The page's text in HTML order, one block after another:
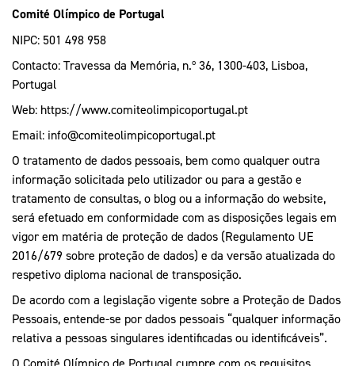
Marketing
Media
Documentos
Contactos
Mais Desporto
Arquivo Histórico
Educação Olímpica
Equipa Portugal
Arquivo Histórico
Comité Olímpico de Portugal
NIPC: 501 498 958
Contacto: Travessa da Memória, n.º 36, 1300-403, Lisboa,
Portugal
Web: https://www.comiteolimpicoportugal.pt
Email: info@comiteolimpicoportugal.pt
O tratamento de dados pessoais, bem como qualquer outra
informação solicitada pelo utilizador ou para a gestão e
tratamento de consultas, o blog ou a informação do website,
será efetuado em conformidade com as disposições legais em
vigor em matéria de proteção de dados (Regulamento UE
2016/679 sobre proteção de dados) e da versão atualizada do
respetivo diploma nacional de transposição.
De acordo com a legislação vigente sobre a Proteção de Dados
Pessoais, entende-se por dados pessoais “qualquer informação
relativa a pessoas singulares identificadas ou identificáveis”.
O Comité Olímpico de Portugal cumpre com os requisitos